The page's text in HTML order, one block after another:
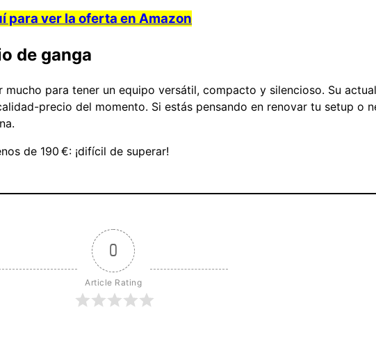
para ver la oferta en Amazon
de ganga
para tener un equipo versátil, compacto y silencioso. Su
precio del momento. Si estás pensando en renovar tu setup o
de 190 €: ¡difícil de superar!
0
Article Rating